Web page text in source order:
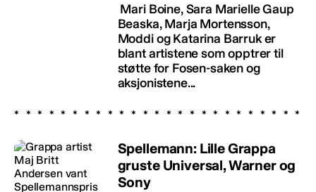
Mari Boine, Sara Marielle Gaup
Beaska, Marja Mortensson,
Moddi og Katarina Barruk er
blant artistene som opptrer til
støtte for Fosen-saken og
aksjonistene...
Spellemann: Lille Grappa
gruste Universal, Warner og
Sony